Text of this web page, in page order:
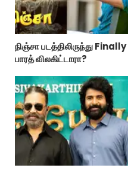
நிஞ்சா படத்திலிருந்து Finally
பாரத் விலகிட்டாரா?